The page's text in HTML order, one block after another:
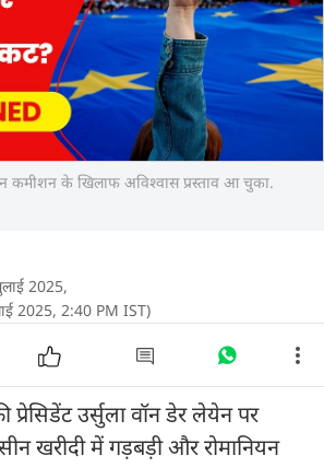
कमीशन के खिलाफ अविश्वास प्रस्ताव आ चुका.
2025,
2025, 2:40 PM IST)
प्रेसिडेंट उर्सुला वॉन डेर लेयेन पर
खरीदी में गड़बड़ी और रोमानियन